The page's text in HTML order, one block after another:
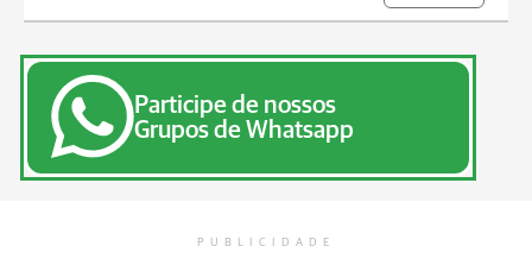
Participe de nossos
Grupos de Whatsapp
PUBLICIDADE